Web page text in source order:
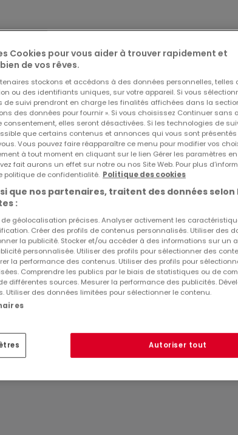
Cookies pour vous aider à trouver rapidement et
de vos rêves.
stockons et accédons à des données personnelles, telles
ou des identifiants uniques, sur votre appareil. Si vous
de suivi prendront en charge les finalités affichées dans la
des données pour fournir ». Si vous choisissez Continuer sans
consentement, elles seront désactivées. Si les technologies de
que certains contenus et annonces qui vous sont
Vous pouvez faire réapparaître ce menu pour modifier vos
à tout moment en cliquant sur le lien Gérer les paramètres
fait aurons un effet sur notre ou nos Site Web. Pour plus
politique de confidentialité. Politique des cookies
que nos partenaires, traitent des données selon
:
géolocalisation précises. Analyser activement les
Créer des profils de contenus personnalisés. Utiliser des
la publicité. Stocker et/ou accéder à des informations sur un
personnalisée. Utiliser des profils pour sélectionner des
la performance des contenus. Utiliser des profils pour
Comprendre les publics par le biais de statistiques ou de
différentes sources. Mesurer la performance des publicités.
Utiliser des données limitées pour sélectionner le contenu.
Autoriser tout